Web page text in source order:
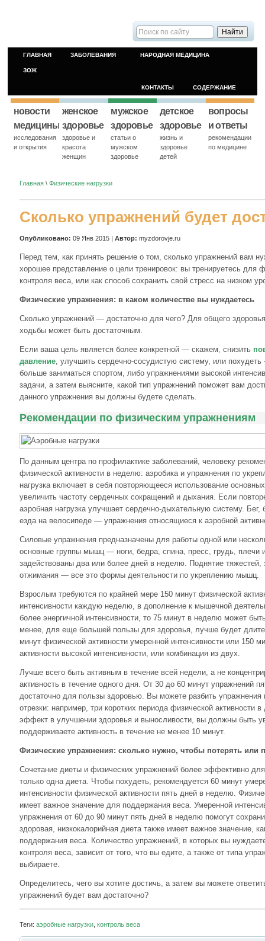
ГЛАВНАЯ ЗАБОЛЕВАНИЯ НАРОДНАЯ МЕДИЦИНА
ЗОЖ
КОНТАКТЫ СОДЕРЖАНИЕ
новости
медицины
исследования
и открытия
женское
здоровье
здоровье и
красота
женщин
мужское
здоровье
статьи о
мужском
здоровье
детское
здоровье
жизнь и
здоровье
детей
вопросы
и ответы
рекомендации
по медицине
Главная \ Физические нагрузки
Сколько упражнений будет
Опубликовано: 09 Янв 2015 | Автор: myzdorovje.ru
Перед тем, как принять решение о том, сколько упражнений вам
хорошее представление о цели тренировок: вы тренируетесь для
контроля веса, или как способ сохранить свой стресс на низком
Физические упражнения: в каком количестве вы нуждаетесь
Сколько упражнений — достаточно для чего? Для общего
ходьбы может быть достаточным.
Если ваша цель является более конкретной — скажем, снизить
давление, улучшить сердечно-сосудистую систему, или
больше заниматься спортом, либо упражнениями высокой
задачи, а затем выясните, какой тип упражнений поможет вам
данного упражнения вы должны будете сделать.
Рекомендации по физическим упражнениям
По данным центра по профилактике заболеваний, человеку
физической активности в неделю: аэробика и упражнения по
нагрузка включает в себя повторяющееся использование
увеличить частоту сердечных сокращений и дыхания. Если
аэробная нагрузка улучшает сердечно-дыхательную систему. Бег,
езда на велосипеде — упражнения относящиеся к аэробной
Силовые упражнения предназначены для работы одной или
основные группы мышц — ноги, бедра, спина, пресс, грудь,
задействованы два или более дней в неделю. Поднятие тяжестей,
отжимания — все это формы деятельности по укреплению мышц.
Взрослым требуются по крайней мере 150 минут физической
интенсивности каждую неделю, в дополнение к мышечной
более энергичной интенсивности, то 75 минут в неделю может
менее, для еще большей пользы для здоровья, лучше будет
минут физической активности умеренной интенсивности или 150
активности высокой интенсивности, или комбинация из двух.
Лучше всего быть активным в течение всей недели, а не
активность в течение одного дня. От 30 до 60 минут упражнений
достаточно для пользы здоровью. Вы можете разбить
отрезки: например, три коротких периода физической активности
эффект в улучшении здоровья и выносливости, вы должны быть
поддерживаете активность в течение не менее 10 минут.
Физические упражнения: сколько нужно, чтобы потерять или
Сочетание диеты и физических упражнений более эффективно
только одна диета. Чтобы похудеть, рекомендуется 60 минут
интенсивности физической активности пять дней в неделю.
имеет важное значение для поддержания веса. Умеренной
упражнения от 60 до 90 минут пять дней в неделю помогут
здоровая, низкокалорийная диета также имеет важное значение,
поддержания веса. Количество упражнений, в которых вы
контроля веса, зависит от того, что вы едите, а также от типа
выбираете.
Определитесь, чего вы хотите достичь, а затем вы можете
упражнений будет вам достаточно?
Теги: аэробные нагрузки контроль веса